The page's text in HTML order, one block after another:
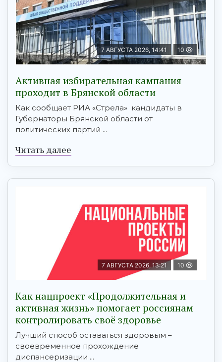
7 АВГУСТА 2026, 14:41 10
Активная избирательная кампания
проходит в Брянской области
Как сообщает РИА «Стрела» кандидаты в
Губернаторы Брянской области от
политических партий ...
Читать далее
7 АВГУСТА 2026, 13:21 10
Как нацпроект «Продолжительная и
активная жизнь» помогает россиянам
контролировать своё здоровье
Лучший способ оставаться здоровым –
своевременное прохождение
диспансеризации ...